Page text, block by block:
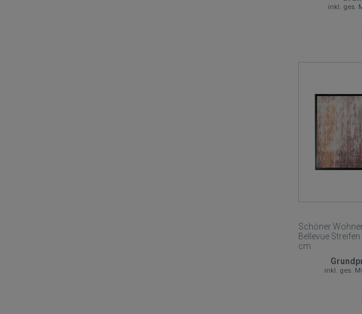
inkl. ges.
Schöner
Bellevue
cm
inkl. ges.